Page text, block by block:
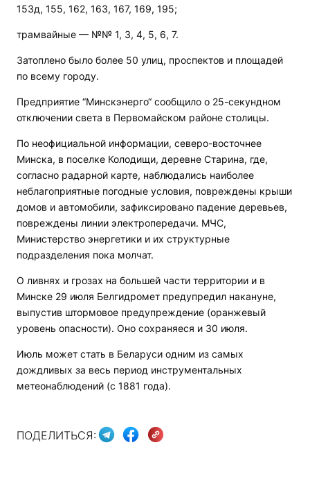
153д, 155, 162, 163, 167, 169, 195;
трамвайные — №№ 1, 3, 4, 5, 6, 7.
Затоплено было более 50 улиц, проспектов и площадей
по всему городу.
Предприятие “Минскэнерго“ сообщило о 25-секундном
отключении света в Первомайском районе столицы.
По неофициальной информации, северо-восточнее
Минска, в поселке Колодищи, деревне Старина, где,
согласно радарной карте, наблюдались наиболее
неблагоприятные погодные условия, повреждены крыши
домов и автомобили, зафиксировано падение деревьев,
повреждены линии электропередачи. МЧС,
Министерство энергетики и их структурные
подразделения пока молчат.
О ливнях и грозах на большей части территории и в
Минске 29 июля Белгидромет предупредил накануне,
выпустив штормовое предупреждение (оранжевый
уровень опасности). Оно сохраняеся и 30 июля.
Июль может стать в Беларуси одним из самых
дождливых за весь период инструментальных
метеонаблюдений (с 1881 года).
ПОДЕЛИТЬСЯ: